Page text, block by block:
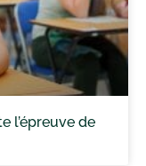
l’épreuve de